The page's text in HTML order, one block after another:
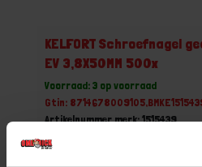
KELFORT Schroefnagel
EV 3,8X50MM 500x
Voorraad: 3 op voorraad
Gtin:
Artikelnummer merk: 1515439